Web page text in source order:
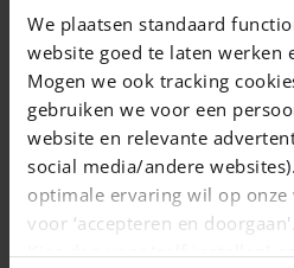
We plaatsen standaard
website goed te laten werken
Mogen we ook tracking
gebruiken we voor een
website en relevante
social media/andere
optimale ervaring wil op onze
voor ‘accepteren en
Kies dan voor ‘zelf instellen’
29 september 2023 —Rachel
3 min. leestijd
Begin augustus ontvingen we de
laat ik u meegenieten van de
onze collega Pim én een foto van
amper te geloven wat iemand
gereedschap) kan maken van een